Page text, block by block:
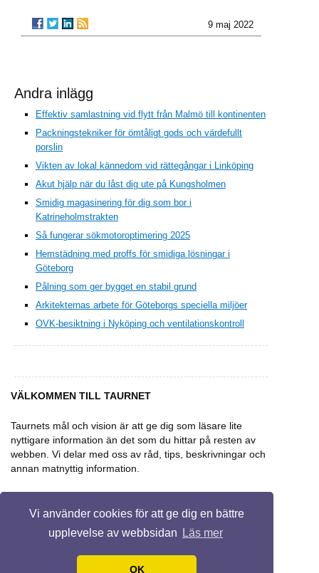
Vi använder cookies för att ge dig en bättre
upplevelse av webbsidan
Läs mer
OK
9 maj 2022
Andra inlägg
Effektiv samlastning vid flytt från Malmö till kontinenten
Packningstekniker för ömtåligt gods och värdefullt
porslin
Vikten av lokal kännedom vid rättegångar i Linköping
Akut hjälp när du låst dig ute på Kungsholmen
Smidig magasinering för dig som bor i
Katrineholmstrakten
Så fungerar sökmotoroptimering 2025
Hemstädning med proffs för smidiga lösningar i
Göteborg
Pålning som ger bygget en stabil grund
Arkitekternas arbete för Göteborgs speciella miljöer
OVK-besiktning i Nyköping och ventilationskontroll
VÄLKOMMEN TILL TAURNET
Taurnets mål och vision är att ge dig som läsare lite
nyttigare information än det som du hittar på resten av
webben. Vi delar med oss av råd, tips, beskrivningar och
annan matnyttig information.
© 2026 Taurnet.se. Alla rättigheter